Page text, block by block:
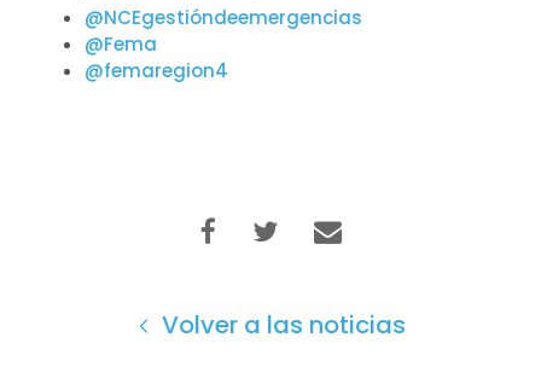
@NCEgestióndeemergencias
@Fema
@femaregion4
Volver a las noticias